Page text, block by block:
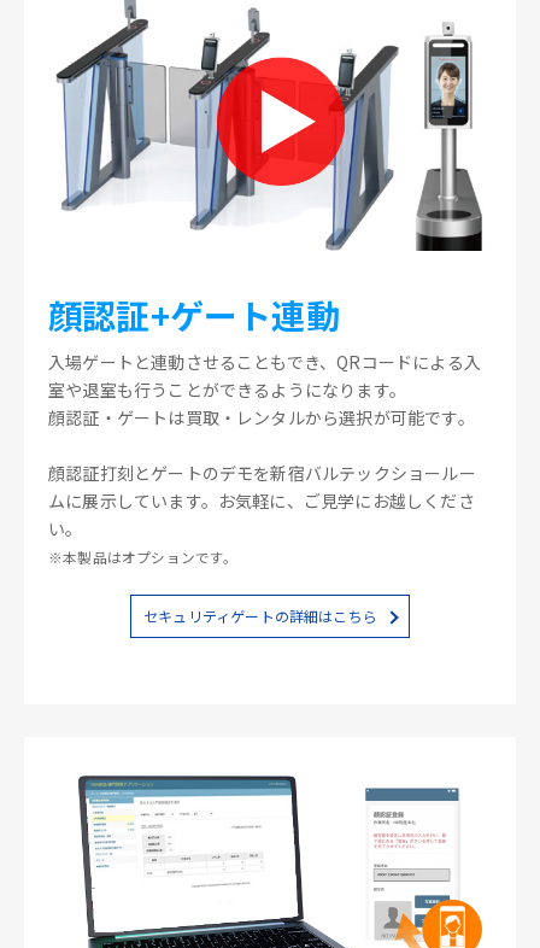
顔認証+ゲート連動
入場ゲートと連動させることもでき、QRコードによる入
室や退室も行うことができるようになります。
顔認証・ゲートは買取・レンタルから選択が可能です。
顔認証打刻とゲートのデモを新宿バルテックショールー
ムに展示しています。お気軽に、ご見学にお越しくださ
い。
※本製品はオプションです。
セキュリティゲートの詳細はこちら